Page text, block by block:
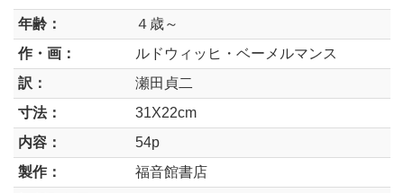
年齢：
４歳～
作・画：
ルドウィッヒ・ベーメルマンス
訳：
瀬田貞二
寸法：
31X22cm
内容：
54p
製作：
福音館書店